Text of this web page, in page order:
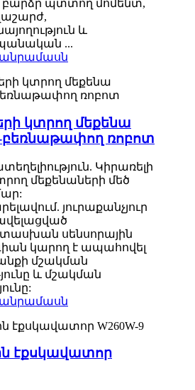
բարձր պտտող մոմենտ,
և
...
կտրող մեքենա
բեռնաթափող ռոբոտ
Կիրառելի
մեքենաների մեծ
յուրաքանչյուր
սենսորային
կարող է ապահովել
մշակման
և մշակման
էքսկավատոր